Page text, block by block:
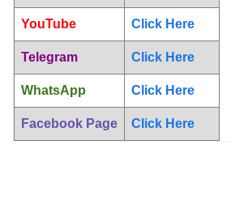
YouTube Click Here
Telegram Click Here
WhatsApp Click Here
Facebook Page Click Here